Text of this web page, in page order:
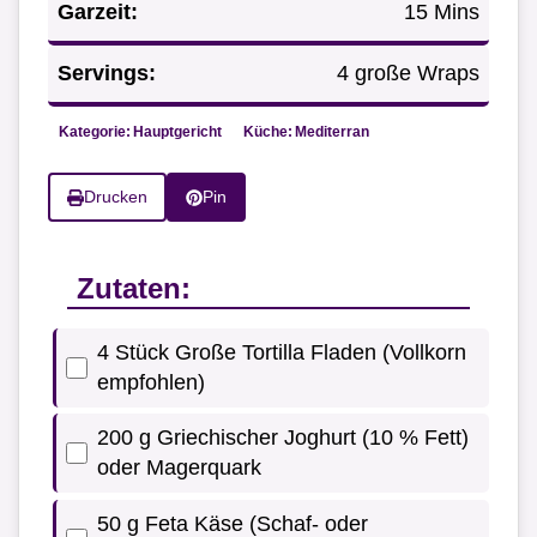
Garzeit: 15 Mins
Servings: 4 große Wraps
Kategorie: Hauptgericht Küche: Mediterran
Drucken Pin
Zutaten:
4 Stück Große Tortilla Fladen (Vollkorn
empfohlen)
200 g Griechischer Joghurt (10 % Fett)
oder Magerquark
50 g Feta Käse (Schaf- oder